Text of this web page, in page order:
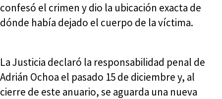
confesó el crimen y dio la ubicación exacta de
dónde había dejado el cuerpo de la víctima.
La Justicia declaró la responsabilidad penal de
Adrián Ochoa el pasado 15 de diciembre y, al
cierre de este anuario, se aguarda una nueva